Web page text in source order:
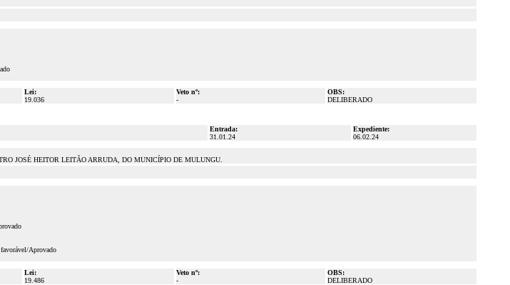
Lei:
19.036
Veto nº:
-
OBS:
DELIBERADO
Entrada:
31.01.24
Expediente:
06.02.24
JOSÉ HEITOR LEITÃO ARRUDA, DO MUNICÍPIO DE MULUNGU.
Aprovado
Lei:
19.486
Veto nº:
-
OBS:
DELIBERADO